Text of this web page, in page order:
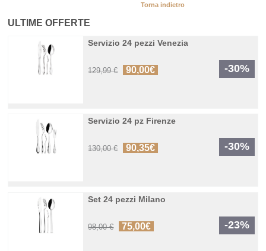
Torna indietro
ULTIME OFFERTE
Servizio 24 pezzi Venezia
-30%
129,99 € 90,00€
Servizio 24 pz Firenze
-30%
130,00 € 90,35€
Set 24 pezzi Milano
-23%
98,00 € 75,00€